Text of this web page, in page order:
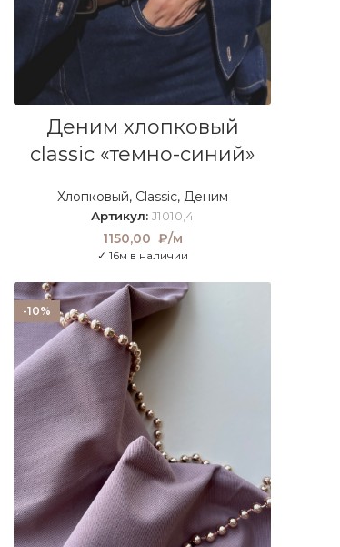
Деним хлопковый
classic «темно-синий»
Хлопковый, Classic, Деним
Артикул: J1010,4
1150,00 ₽/м
✓ 16м в наличии
-10%